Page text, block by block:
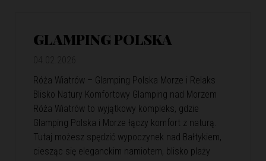
GLAMPING POLSKA
Róża Wiatrów – Glamping Polska Morze i Relaks
Blisko Natury Komfortowy Glamping nad Morzem
Róża Wiatrów to wyjątkowy kompleks, gdzie
Glamping Polska i Morze łączy komfort z naturą.
Tutaj możesz spędzić wypoczynek nad Bałtykiem,
ciesząc się eleganckim namiotem, blisko plaży